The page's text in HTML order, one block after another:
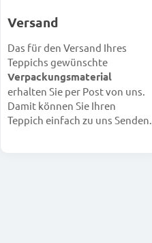
Versand
Das für den Versand Ihres
Teppichs gewünschte
Verpackungsmaterial
erhalten Sie per Post von uns.
Damit können Sie Ihren
Teppich einfach zu uns Senden.